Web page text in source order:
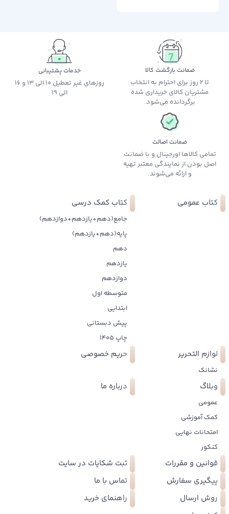
ضمانت بازگشت کالا
تا 2 روز برای احترام به انتخاب
مشتریان کالای خریداری شده
برگردانده می‌شود.
خدمات پشتیبانی
روزهای غیر تعطیل 10 الی 13 و 16
الی 19
ضمانت اصالت
تمامی کالاها اورجینال و با ضمانت
اصل بودن از نمایندگی معتبر تهیه
و ارائه می‌شوند.
کتاب عمومی کتاب کمک درسی
جامع(دهم+یازدهم+دوازدهم)
پایه(دهم+یازدهم)
دهم
یازدهم
دوازدهم
متوسطه اول
ابتدایی
پیش دبستانی
چاپ 1405
لوازم التحریر
نشانک
حریم خصوصی
وبلاگ
عمومی
کمک آموزشی
امتحانات نهایی
کنکور
درباره ما
قوانین و مقررات
ثبت شکایات در سایت
پیگیری سفارش
تماس با ما
روش ارسال
راهنمای خرید